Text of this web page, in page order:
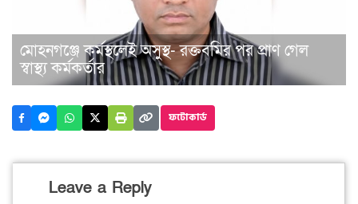
মোহনগঞ্জে কর্মস্থলেই অসুস্থ- রক্তবমির পর প্রাণ গেল
স্বাস্থ্য কর্মকর্তার
ফটোকার্ড
Leave a Reply